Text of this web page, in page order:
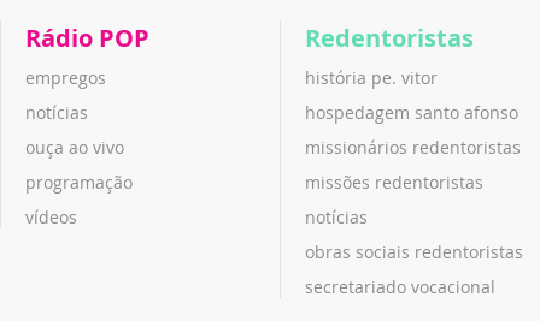
Rádio POP
empregos
notícias
ouça ao vivo
programação
vídeos
Redentoristas
história pe. vitor
hospedagem santo afonso
missionários redentoristas
missões redentoristas
notícias
obras sociais redentoristas
secretariado vocacional